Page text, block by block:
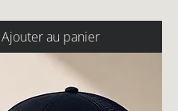
Ajouter au panier